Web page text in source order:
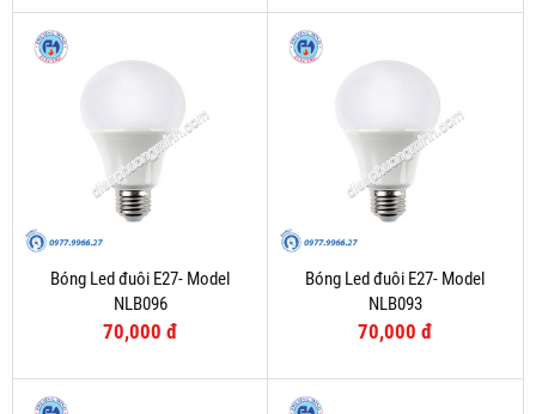
Bóng Led đuôi E27- Model
NLB096
70,000 đ
Bóng Led đuôi E27- Model
NLB093
70,000 đ